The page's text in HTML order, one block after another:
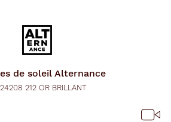
de soleil Alternance
212 OR BRILLANT